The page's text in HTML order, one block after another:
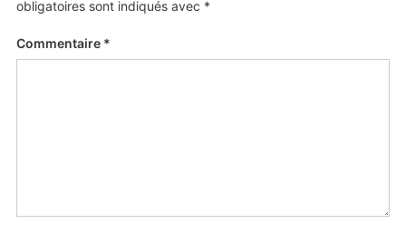
obligatoires sont indiqués avec *
Commentaire *